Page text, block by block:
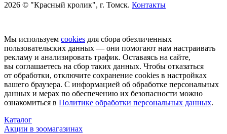
2026 © "Красный кролик", г. Томск. Контакты
Мы используем cookies для сбора обезличенных
пользовательских данных — они помогают нам настраивать
рекламу и анализировать трафик. Оставаясь на сайте,
вы соглашаетесь на сбор таких данных. Чтобы отказаться
от обработки, отключите сохранение cookies в настройках
вашего браузера. С информацией об обработке персональных
данных и мерах по обеспечению их безопасности можно
ознакомиться в Политике обработки персональных данных.
Каталог
Акции в зоомагазинах